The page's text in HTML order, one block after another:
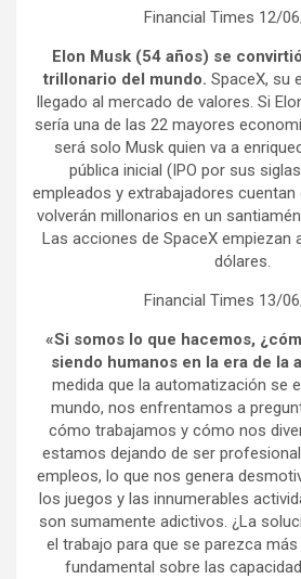
Financial Times 12/
Elon Musk (54 años) se
trillonario del mundo. SpaceX, su
llegado al mercado de valores. Si
sería una de las 22 mayores
será solo Musk quien va a
pública inicial (IPO por sus
empleados y extrabajadores
volverán millonarios en un
Las acciones de SpaceX empiezan
dólares.
Financial Times 13/
«Si somos lo que hacemos,
siendo humanos en la era de la
medida que la automatización se
mundo, nos enfrentamos a
cómo trabajamos y cómo nos
estamos dejando de ser
empleos, lo que nos genera
los juegos y las innumerables
son sumamente adictivos. ¿La
el trabajo para que se parezca
fundamental sobre las